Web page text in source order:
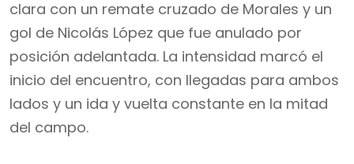
clara con un remate cruzado de Morales y un
gol de Nicolás López que fue anulado por
posición adelantada. La intensidad marcó el
inicio del encuentro, con llegadas para ambos
lados y un ida y vuelta constante en la mitad
del campo.